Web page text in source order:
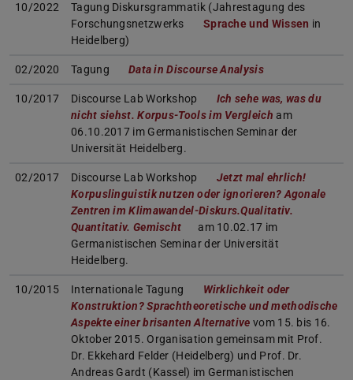
10/2022
Tagung Diskursgrammatik (Jahrestagung des
Forschungsnetzwerks
Sprache und Wissen in
Heidelberg)
02/2020 Tagung Data in Discourse Analysis
10/2017 Discourse Lab Workshop
Ich sehe was, was du
nicht siehst. Korpus-Tools im Vergleich am
06.10.2017 im Germanistischen Seminar der
Universität Heidelberg.
02/2017 Discourse Lab Workshop
Jetzt mal ehrlich!
Korpuslinguistik nutzen oder ignorieren? Agonale
Zentren im Klimawandel-Diskurs.Qualitativ.
Quantitativ. Gemischt
am 10.02.17 im
Germanistischen Seminar der Universität
Heidelberg.
10/2015 Internationale Tagung
Wirklichkeit oder
Konstruktion? Sprachtheoretische und methodische
Aspekte einer brisanten Alternative vom 15. bis 16.
Oktober 2015. Organisation gemeinsam mit Prof.
Dr. Ekkehard Felder (Heidelberg) und Prof. Dr.
Andreas Gardt (Kassel) im Germanistischen